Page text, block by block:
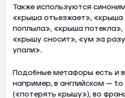
Также используются
«крыша отъезжает», «крыша
поплыла», «крыша потекла»,
«крышу сносит», «ум за
упали».
Подобные метафоры есть и в
например, в английском — to
(«потерять крышу»), во